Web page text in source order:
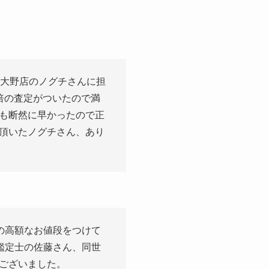
野店のノグチさんに担
の査定がついたので満
断然に早かったので正
いたノグチさん、あり
高額なお値段をつけて
定士の佐藤さん、同世
ざいました。